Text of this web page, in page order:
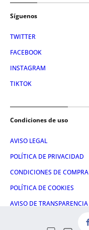
Síguenos
TWITTER
FACEBOOK
INSTAGRAM
TIKTOK
Condiciones de uso
AVISO LEGAL
POLÍTICA DE PRIVACIDAD
CONDICIONES DE COMPRA
POLÍTICA DE COOKIES
AVISO DE TRANSPARENCIA